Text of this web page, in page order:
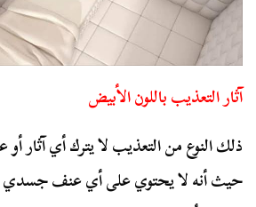
آثار التعذيب باللون الأبيض
ذلك النوع من التعذيب لا يترك أي آثار
حيث أنه لا يحتوي على أي عنف جسدي